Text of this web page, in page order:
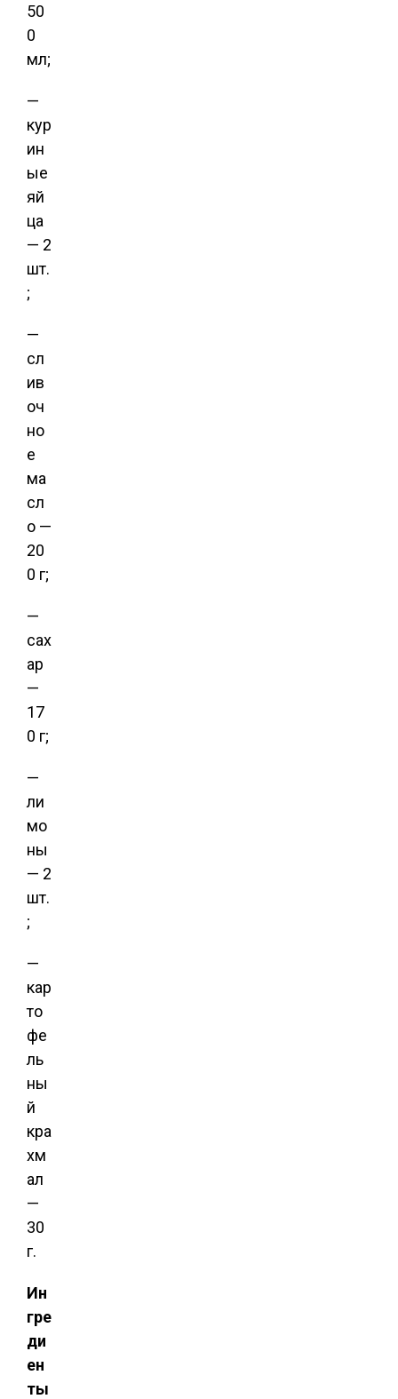
50
0
мл;
—
кур
ин
ые
яй
ца
— 2
шт.
;
—
сл
ив
оч
но
е
ма
сл
о —
20
0 г;
—
сах
ар
—
17
0 г;
—
ли
мо
ны
— 2
шт.
;
—
кар
то
фе
ль
ны
й
кра
хм
ал
—
30
г.
Ин
гре
ди
ен
ты